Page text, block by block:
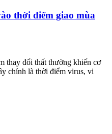
thời điểm giao mùa
thay đổi thất thường khiến cơ
chính là thời điểm virus, vi